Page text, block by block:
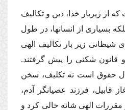
از زیربار خدا، دین و تكالیف
بسیارى از انسانها، در طول
شیطانى زیر بار تكالیف الهى
قانون شكنى را پیش گرفتند.
حقوق است نه تكلیف، سخن
قابیل، فرزند عصیانگر آدم،
مقررات الهى شانه خالى كرد و